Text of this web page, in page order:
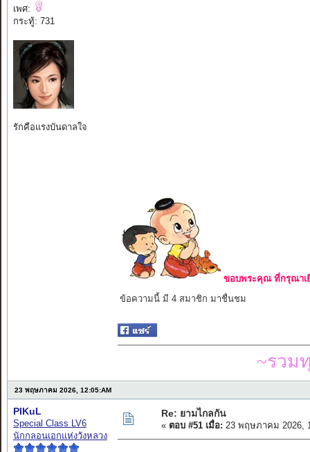
เพศ:
กระทู้: 731
รักคือแรงบันดาลใจ
ขอบพระคุณ ที่กรุณาเ
ข้อความนี้ มี 4 สมาชิก มาชื่นชม
~รวม
23 พฤษภาคม 2026, 12:05:AM
PIKuL
Special Class LV6
นักกลอนเอกแห่งวังหลวง
Re: ยามไกลกัน
« ตอบ #51 เมื่อ: 23 พฤษภาคม 2026,